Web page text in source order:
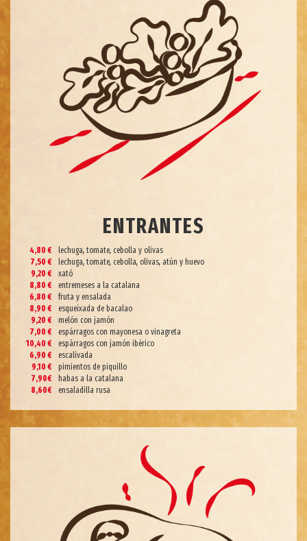
ENTRANTES
lechuga, tomate, cebolla y olivas
4,80 €
lechuga, tomate, cebolla, olivas, atún y huevo
7,50 €
xató
9,20 €
entremeses a la catalana
8,80 €
fruta y ensalada
6,80 €
esqueixada de bacalao
8,90 €
melón con jamón
9,20 €
espárragos con mayonesa o vinagreta
7,00 €
espárragos con jamón ibérico
10,40 €
escalivada
6,90 €
pimientos de piquillo
9,10 €
habas a la catalana
7,90€
ensaladilla rusa
8,60€